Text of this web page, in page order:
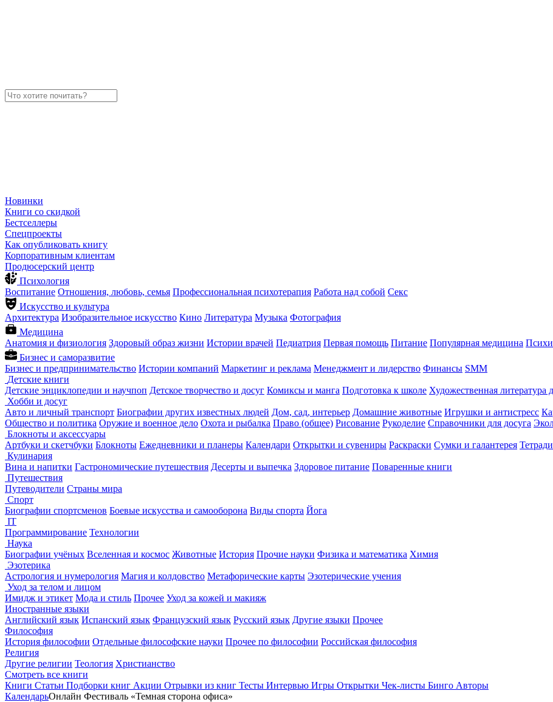
Новинки
Книги со скидкой
Бестселлеры
Спецпроекты
Как опубликовать книгу
Корпоративным клиентам
Продюсерский центр
Психология
Воспитание Отношения, любовь, семья Профессиональная психотерапия Работа над собой Секс
Искусство и культура
Архитектура Изобразительное искусство Кино Литература Музыка Фотография
Медицина
Анатомия и физиология Здоровый образ жизни Истории врачей Педиатрия Первая помощь Питание Популярная медицина
Бизнес и саморазвитие
Бизнес и предпринимательство Истории компаний Маркетинг и реклама Менеджмент и лидерство Финансы SMM
Детские книги
Детские энциклопедии и научпоп Детское творчество и досуг Комиксы и манга Подготовка к школе Художественная литература
Хобби и досуг
Авто и личный транспорт Биографии других известных людей Дом, сад, интерьер Домашние животные Игрушки и антистресс
Общество и политика Оружие и военное дело Охота и рыбалка Право (общее) Рисование Рукоделие Справочники для досуга
Блокноты и аксессуары
Артбуки и скетчбуки Блокноты Ежедневники и планеры Календари Открытки и сувениры Раскраски Сумки и галантерея
Кулинария
Вина и напитки Гастрономические путешествия Десерты и выпечка Здоровое питание Поваренные книги
Путешествия
Путеводители Страны мира
Спорт
Биографии спортсменов Боевые искусства и самооборона Виды спорта Йога
IT
Программирование Технологии
Наука
Биографии учёных Вселенная и космос Животные История Прочие науки Физика и математика Химия
Эзотерика
Астрология и нумерология Магия и колдовство Метафорические карты Эзотерические учения
Уход за телом и лицом
Имидж и этикет Мода и стиль Прочее Уход за кожей и макияж
Иностранные языки
Английский язык Испанский язык Французский язык Русский язык Другие языки Прочее
Философия
История философии Отдельные философские науки Прочее по философии Российская философия
Религия
Другие религии Теология Христианство
Смотреть все книги
Книги Статьи Подборки книг Акции Отрывки из книг Тесты Интервью Игры Открытки Чек-листы Бинго Авторы
КалендарьОнлайн Фестиваль «Темная сторона офиса»